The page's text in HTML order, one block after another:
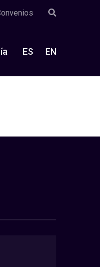
ES EN